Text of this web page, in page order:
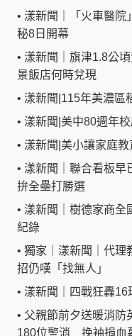
• 漾新聞｜「火車醫
秘8日開幕
• 漾新聞｜旗津1.8公
景飯店何時兌現
• 漾新聞|115年美濃區
• 漾新聞|美中80週年
• 漾新聞|美小讓家庭
• 漾新聞｜聯合看板
拚全壘打勝選
• 漾新聞｜樹德家商
紀錄
• 獨家｜漾新聞｜代
招仍嘆「找無人」
• 漾新聞｜四戰狂轟
• 父親節前夕送暖消防
180位警消 挽袖捐血